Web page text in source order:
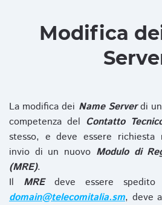
Modifica
La modifica dei Name Serverdi un
competenza del Contatto
stesso, e deve essere richiesta
invio di un nuovo Modulo di
(MRE).
Il MREdeve essere spedito
domain@telecomitalia.sm, deve